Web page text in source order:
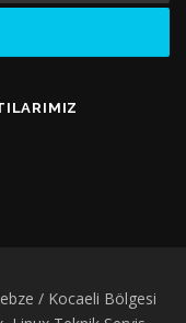
/ Kocaeli Bölgesi